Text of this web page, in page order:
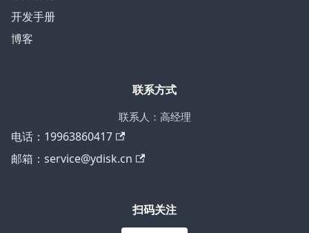
开发手册
博客
联系方式
联系人：高经理
电话：19963860417
邮箱：service@ydisk.cn
扫码关注